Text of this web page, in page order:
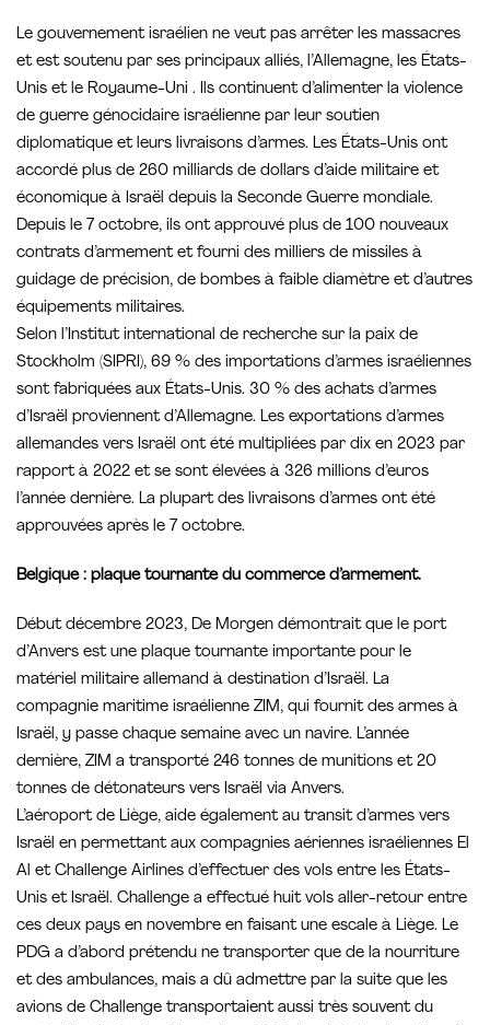
Le gouvernement israélien ne veut pas arrêter les massacres
et est soutenu par ses principaux alliés, l’Allemagne, les États-
Unis et le Royaume-Uni . Ils continuent d’alimenter la violence
de guerre génocidaire israélienne par leur soutien
diplomatique et leurs livraisons d’armes. Les États-Unis ont
accordé plus de 260 milliards de dollars d’aide militaire et
économique à Israël depuis la Seconde Guerre mondiale.
Depuis le 7 octobre, ils ont approuvé plus de 100 nouveaux
contrats d’armement et fourni des milliers de missiles à
guidage de précision, de bombes à faible diamètre et d’autres
équipements militaires.
Selon l’Institut international de recherche sur la paix de
Stockholm (SIPRI), 69 % des importations d’armes israéliennes
sont fabriquées aux États-Unis. 30 % des achats d’armes
d’Israël proviennent d’Allemagne. Les exportations d’armes
allemandes vers Israël ont été multipliées par dix en 2023 par
rapport à 2022 et se sont élevées à 326 millions d’euros
l’année dernière. La plupart des livraisons d’armes ont été
approuvées après le 7 octobre.
Belgique : plaque tournante du commerce d’armement.
Début décembre 2023, De Morgen démontrait que le port
d’Anvers est une plaque tournante importante pour le
matériel militaire allemand à destination d’Israël. La
compagnie maritime israélienne ZIM, qui fournit des armes à
Israël, y passe chaque semaine avec un navire. L’année
dernière, ZIM a transporté 246 tonnes de munitions et 20
tonnes de détonateurs vers Israël via Anvers.
L’aéroport de Liège, aide également au transit d’armes vers
Israël en permettant aux compagnies aériennes israéliennes El
Al et Challenge Airlines d’effectuer des vols entre les États-
Unis et Israël. Challenge a effectué huit vols aller-retour entre
ces deux pays en novembre en faisant une escale à Liège. Le
PDG a d’abord prétendu ne transporter que de la nourriture
et des ambulances, mais a dû admettre par la suite que les
avions de Challenge transportaient aussi très souvent du